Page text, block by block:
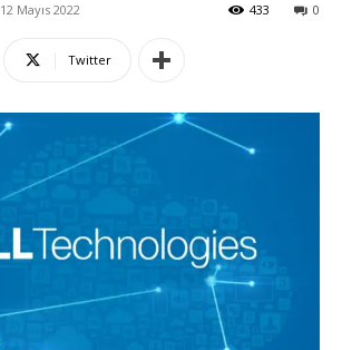
12 Mayıs 2022 0
433
Twitter